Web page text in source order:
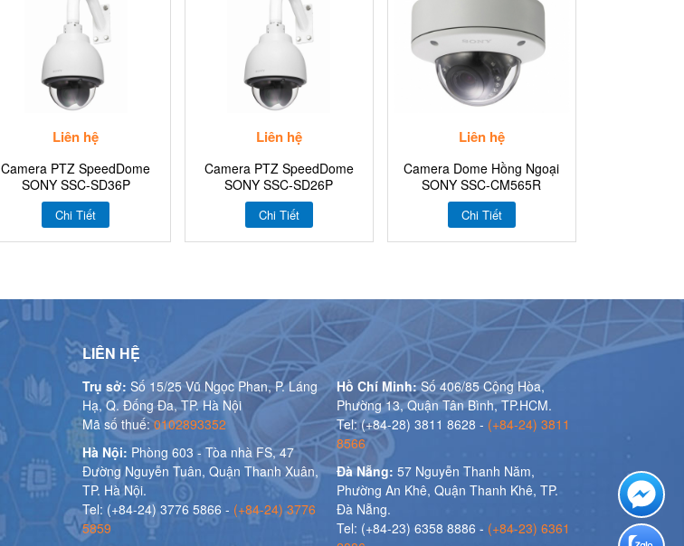
Liên hệ
Camera PTZ SpeedDome
SONY SSC-SD36P
Chi Tiết
Liên hệ
Camera PTZ SpeedDome
SONY SSC-SD26P
Chi Tiết
Liên hệ
Camera Dome Hồng Ngoại
SONY SSC-CM565R
Chi Tiết
LIÊN HỆ
Trụ sở: Số 15/25 Vũ Ngọc Phan, P. Láng
Hạ, Q. Đống Đa, TP. Hà Nội
Mã số thuế:0102893352
Hà Nội: Phòng 603 - Tòa nhà FS, 47
Đường Nguyễn Tuân, Quận Thanh Xuân,
TP. Hà Nội.
Tel: (+84-24) 3776 5866 - (+84-24) 3776
5859
Hồ Chí Minh:Số 406/85 Cộng Hòa,
Phường 13, Quận Tân Bình, TP.HCM.
Tel: (+84-28) 3811 8628 - (+84-24) 3811
8566
Đà Nẵng: 57 Nguyễn Thanh Năm,
Phường An Khê, Quận Thanh Khê, TP.
Đà Nẵng.
Tel: (+84-23) 6358 8886 - (+84-23) 6361